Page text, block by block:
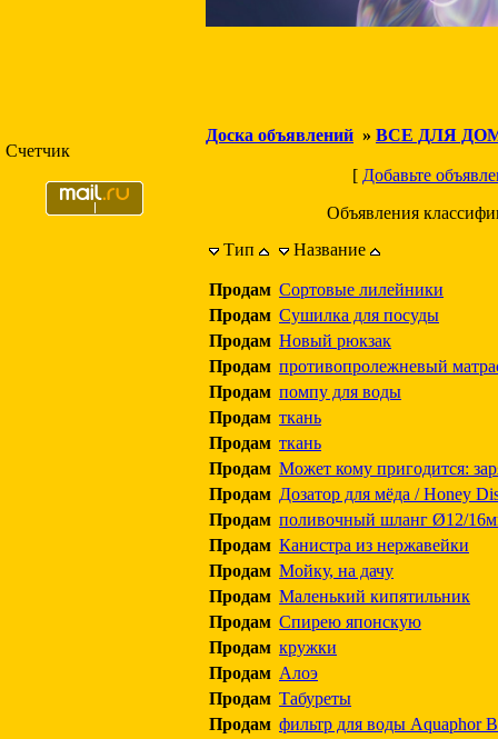
Счетчик
Доска объявлений » ВСЕ ДЛЯ
[ Добавьте
Объявления
Тип
Название
Продам Сортовые лилейники
Продам Сушилка для посуды
Продам Новый рюкзак
Продам противопролежневый
Продам помпу для воды
Продам ткань
Продам ткань
Продам Может кому пригодится:
Продам Дозатор для мёда / Honey
Продам поливочный шланг Ø12/
Продам Канистра из нержавейки
Продам Мойку, на дачу
Продам Маленький кипятильник
Продам Спирею японскую
Продам кружки
Продам Алоэ
Продам Табуреты
Продам фильтр для воды Aquaphor